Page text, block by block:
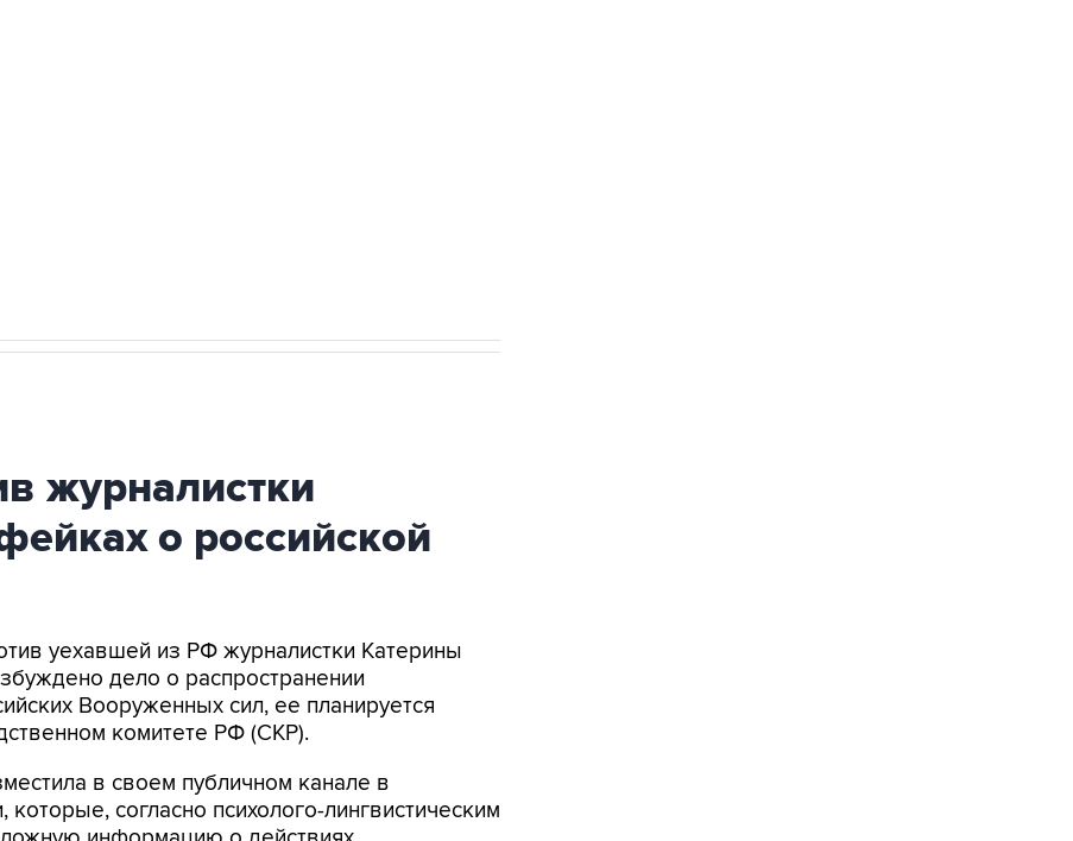
журналистки
о российской
уехавшей из РФ журналистки Катерины
дело о распространении
Вооруженных сил, ее планируется
комитете РФ (СКР).
в своем публичном канале в
согласно психолого-лингвистическим